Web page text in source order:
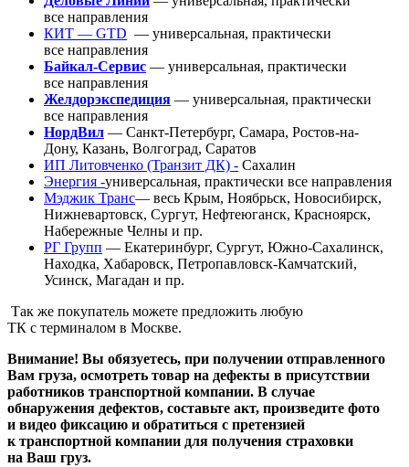
все направления
КИТ — GTD — универсальная, практически
все направления
Байкал-Сервис — универсальная, практически
все направления
Желдорэкспедиция — универсальная, практически
все направления
НордВил — Санкт-Петербург, Самара, Ростов-на-
Дону, Казань, Волгоград, Саратов
ИП Литовченко (Транзит ДК) - Сахалин
Энергия -универсальная, практически все направления
Мэджик Транс— весь Крым, Ноябрьск, Новосибирск,
Нижневартовск, Сургут, Нефтеюганск, Красноярск,
Набережные Челны и пр.
РГ Групп — Екатеринбург, Сургут, Южно-Сахалинск,
Находка, Хабаровск, Петропавловск-Камчатский,
Усинск, Магадан и пр.
Так же покупатель можете предложить любую
ТК с терминалом в Москве.
Внимание! Вы обязуетесь, при получении отправленного
Вам груза, осмотреть товар на дефекты в присутствии
работников транспортной компании. В случае
обнаружения дефектов, составьте акт, произведите фото
и видео фиксацию и обратиться с претензией
к транспортной компании для получения страховки
на Ваш груз.